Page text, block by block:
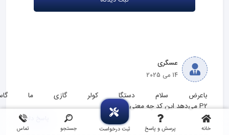
خانه پرسش و پاسخ ثبت درخواست جستجو تماس
عسگری
14 می 2025
باعرض سلام دستگا کولر گازی ما
P2 می‌دهد این کد چه معنی دارد
پاسخ دادن